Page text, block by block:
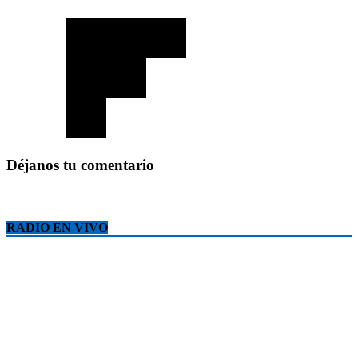
Déjanos tu comentario
RADIO EN VIVO